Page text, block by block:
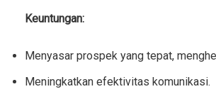
Keuntungan:
Menyasar prospek yang tepat,
Meningkatkan efektivitas komunikasi.